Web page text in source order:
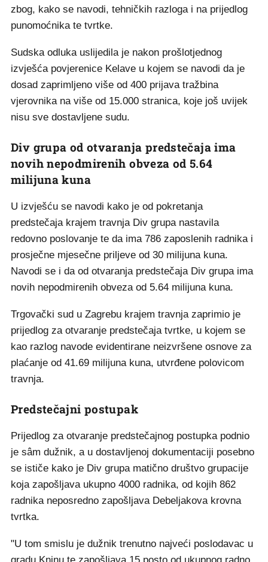
zbog, kako se navodi, tehničkih razloga i na prijedlog
punomoćnika te tvrtke.
Sudska odluka uslijedila je nakon prošlotjednog
izvješća povjerenice Kelave u kojem se navodi da je
dosad zaprimljeno više od 400 prijava tražbina
vjerovnika na više od 15.000 stranica, koje još uvijek
nisu sve dostavljene sudu.
Div grupa od otvaranja predstečaja ima
novih nepodmirenih obveza od 5.64
milijuna kuna
U izvješću se navodi kako je od pokretanja
predstečaja krajem travnja Div grupa nastavila
redovno poslovanje te da ima 786 zaposlenih radnika i
prosječne mjesečne priljeve od 30 milijuna kuna.
Navodi se i da od otvaranja predstečaja Div grupa ima
novih nepodmirenih obveza od 5.64 milijuna kuna.
Trgovački sud u Zagrebu krajem travnja zaprimio je
prijedlog za otvaranje predstečaja tvrtke, u kojem se
kao razlog navode evidentirane neizvršene osnove za
plaćanje od 41.69 milijuna kuna, utvrđene polovicom
travnja.
Predstečajni postupak
Prijedlog za otvaranje predstečajnog postupka podnio
je sâm dužnik, a u dostavljenoj dokumentaciji posebno
se ističe kako je Div grupa matično društvo grupacije
koja zapošljava ukupno 4000 radnika, od kojih 862
radnika neposredno zapošljava Debeljakova krovna
tvrtka.
"U tom smislu je dužnik trenutno najveći poslodavac u